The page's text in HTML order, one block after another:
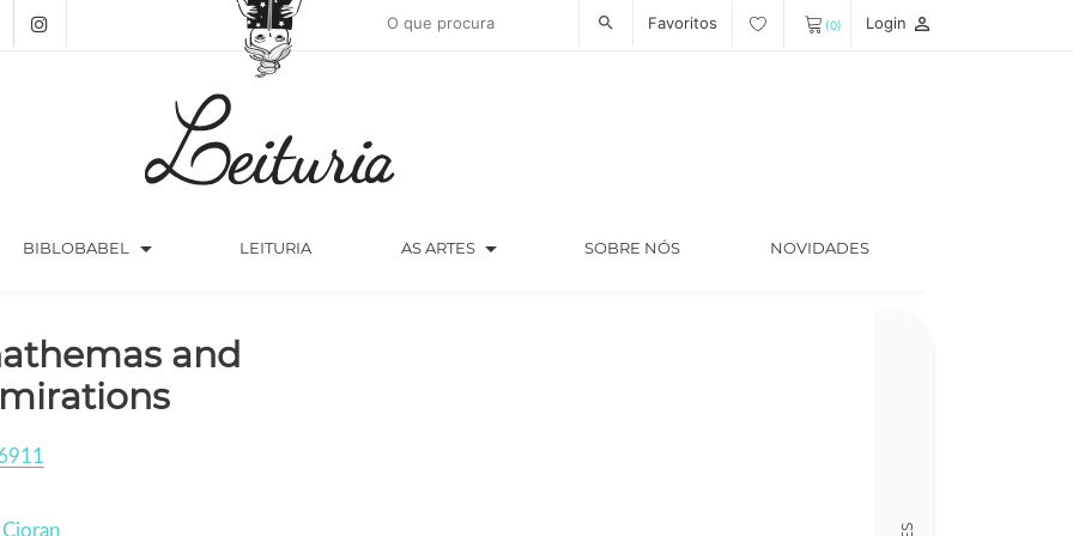
search Favoritos (0) Login person_outline
BIBLOBABEL arrow_drop_down LEITURIA AS ARTES arrow_drop_down SOBRE NÓS NOVIDADES
and
Cioran